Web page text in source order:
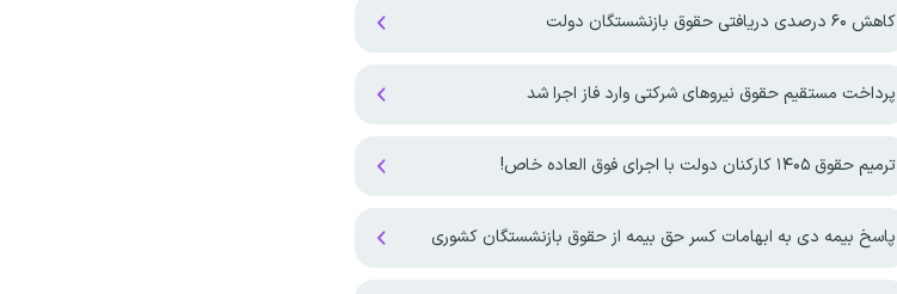
کاهش ۶۰ درصدی دریافتی حقوق بازنشستگان دولت
پرداخت مستقیم حقوق نیروهای شرکتی وارد فاز اجرا شد
ترمیم حقوق ۱۴۰۵ کارکنان دولت با اجرای فوق العاده خاص!
پاسخ بیمه دی به ابهامات کسر حق بیمه از حقوق بازنشستگان کشوری